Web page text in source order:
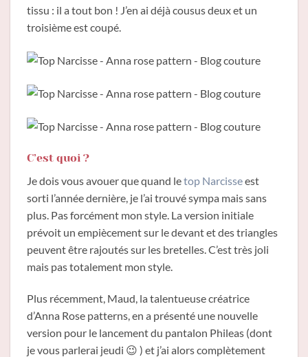
tissu : il a tout bon ! J’en ai déjà cousus deux et un
troisième est coupé.
C’est quoi ?
Je dois vous avouer que quand letop Narcisseest
sorti l’année dernière, je l’ai trouvé sympa mais sans
plus. Pas forcément mon style. La version initiale
prévoit un empiècement sur le devant et des triangles
peuvent être rajoutés sur les bretelles. C’est très joli
mais pas totalement mon style.
Plus récemment, Maud, la talentueuse créatrice
d’Anna Rose patterns, en a présenté une nouvelle
version pour le lancement du pantalon Phileas (dont
je vous parlerai jeudi 😉 ) et j’ai alors complètement